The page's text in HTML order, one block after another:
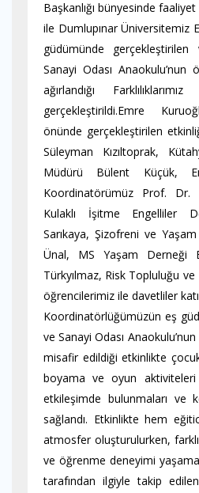
Başkanlığı bünyesinde
ile Dumlupınar Üniversitemiz
güdümünde
Sanayi Odası
ağırlandığı
gerçekleştirildi.Emre
önünde gerçekleştirilen
Süleyman Kızıltoprak,
Müdürü Bülent Küçük,
Koordinatörümüz Prof. Dr.
Kulaklı İşitme Engelliler
Sarıkaya, Şizofreni ve
Ünal, MS Yaşam Derneği
Türkyılmaz, Risk Topluluğu
öğrencilerimiz ile davetliler
Koordinatörlüğümüzün eş
ve Sanayi Odası
misafir edildiği etkinlikte
boyama ve oyun aktiviteleri
etkileşimde bulunmaları ve
sağlandı. Etkinlikte hem
atmosfer oluşturulurken,
ve öğrenme deneyimi
tarafından ilgiyle takip